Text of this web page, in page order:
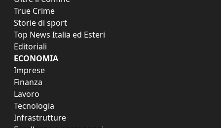
True Crime
Storie di sport
Top News Italia ed Esteri
Editoriali
ECONOMIA
Imprese
Finanza
Lavoro
Tecnologia
Infrastrutture